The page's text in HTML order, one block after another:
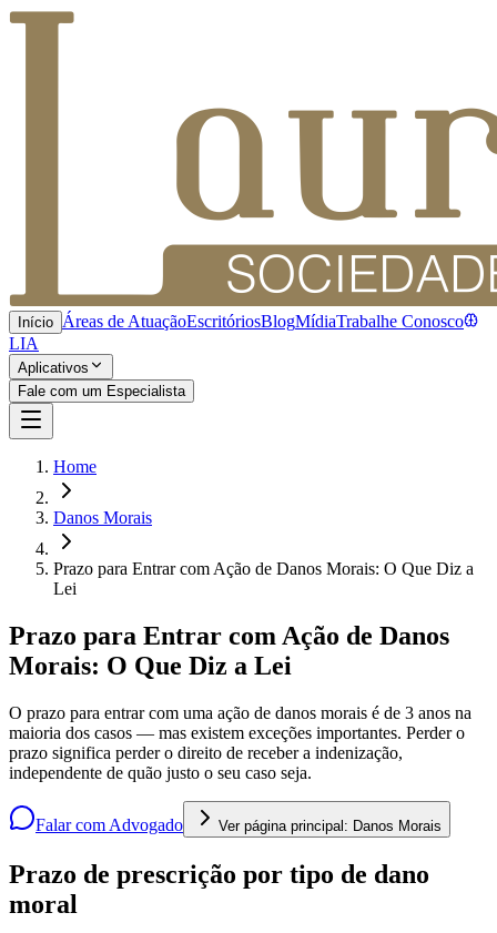
Início Áreas de AtuaçãoEscritóriosBlogMídiaTrabalhe Conosco
LIA
Aplicativos
Fale com um Especialista
Home
Danos Morais
Prazo para Entrar com Ação de Danos Morais: O Que Diz a
Lei
Prazo para Entrar com Ação de Danos
Morais: O Que Diz a Lei
O prazo para entrar com uma ação de danos morais é de 3 anos na
maioria dos casos — mas existem exceções importantes. Perder o
prazo significa perder o direito de receber a indenização,
independente de quão justo o seu caso seja.
Falar com Advogado Ver página principal: Danos Morais
Prazo de prescrição por tipo de dano
moral